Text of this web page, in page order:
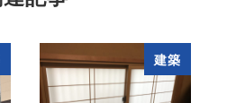
建築